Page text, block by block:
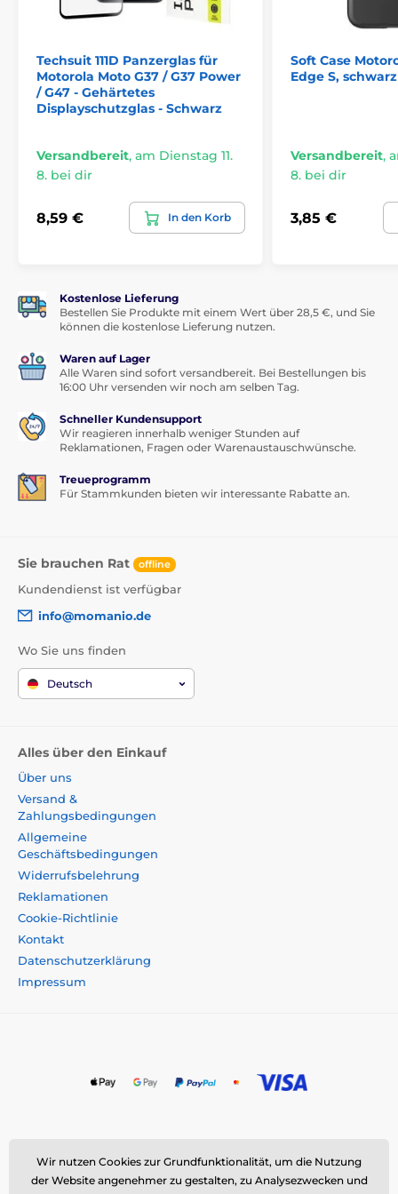
Techsuit 111D Panzerglas für
Motorola Moto G37 / G37 Power
/ G47 - Gehärtetes
Displayschutzglas - Schwarz
Versandbereit, am Dienstag 11.
8. bei dir
8,59 € In den Korb
Soft Case
Edge S, schwarz
Versandbereit,
8. bei dir
3,85 €
Kostenlose Lieferung
Bestellen Sie Produkte mit einem Wert über 28,5 €, und Sie
können die kostenlose Lieferung nutzen.
Waren auf Lager
Alle Waren sind sofort versandbereit. Bei Bestellungen bis
16:00 Uhr versenden wir noch am selben Tag.
Schneller Kundensupport
Wir reagieren innerhalb weniger Stunden auf
Reklamationen, Fragen oder Warenaustauschwünsche.
Treueprogramm
Für Stammkunden bieten wir interessante Rabatte an.
Sie brauchen Rat offline
Kundendienst ist verfügbar
info@momanio.de
Wo Sie uns finden
Deutsch
Alles über den Einkauf
Über uns
Versand &
Zahlungsbedingungen
Allgemeine
Geschäftsbedingungen
Widerrufsbelehrung
Reklamationen
Cookie-Richtlinie
Kontakt
Datenschutzerklärung
Impressum
Momanio s.r.o., Okružní 361/14, 747 18 Píšť, Tschechische
Republik
Wir nutzen Cookies zur Grundfunktionalität, um die Nutzung
der Website angenehmer zu gestalten, zu Analysezwecken und